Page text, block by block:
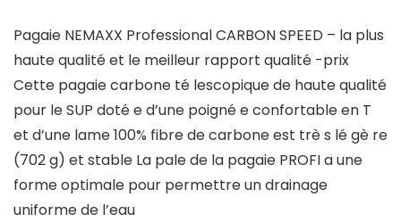
Pagaie NEMAXX Professional CARBON SPEED – la plus
haute qualité et le meilleur rapport qualité -prix
Cette pagaie carbone té lescopique de haute qualité
pour le SUP doté e d’une poigné e confortable en T
et d’une lame 100% fibre de carbone est trè s lé gè re
(702 g) et stable La pale de la pagaie PROFI a une
forme optimale pour permettre un drainage
uniforme de l’eau